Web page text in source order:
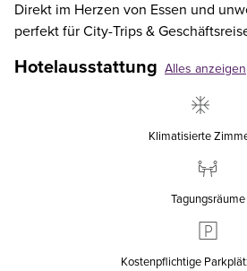
Direkt im Herzen von Essen und
perfekt für City-Trips &
Hotelausstattung Alles anzeigen
Klimatisierte
Tagungsräume
Kostenpflichtige